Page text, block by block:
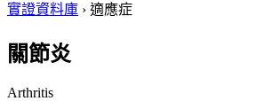
實證資料庫 › 適應症
關節炎
Arthritis